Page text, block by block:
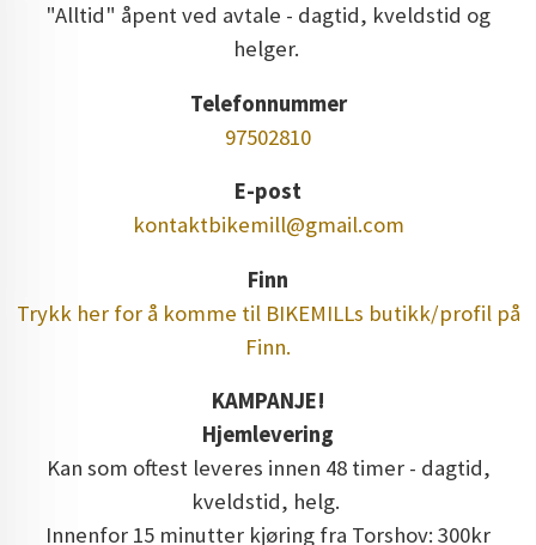
"Alltid" åpent ved avtale - dagtid, kveldstid og
helger.
Telefonnummer
97502810
E-post
kontaktbikemill@gmail.com
Finn
Trykk her for å komme til BIKEMILLs butikk/profil på
Finn.
KAMPANJE!
Hjemlevering
Kan som oftest leveres innen 48 timer - dagtid,
kveldstid, helg.
Innenfor 15 minutter kjøring fra Torshov: 300kr